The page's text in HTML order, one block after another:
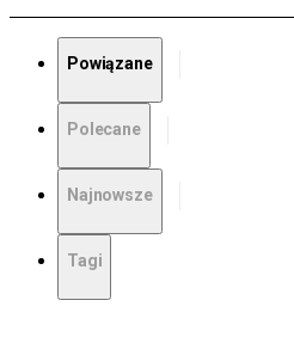
Powiązane
Polecane
Najnowsze
Tagi